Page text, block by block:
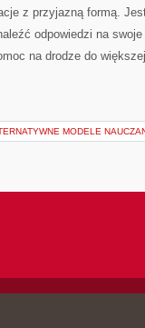
z przyjazną formą.
odpowiedzi na
na drodze do
MODELE